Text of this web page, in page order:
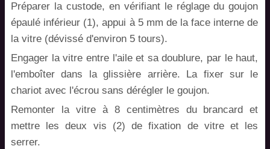
Préparer la custode, en vérifiant le réglage du goujon
épaulé inférieur (1), appui à 5 mm de la face interne de
la vitre (dévissé d'environ 5 tours).
Engager la vitre entre l'aile et sa doublure, par le haut,
l'emboîter dans la glissière arrière. La fixer sur le
chariot avec l'écrou sans dérégler le goujon.
Remonter la vitre à 8 centimètres du brancard et
mettre les deux vis (2) de fixation de vitre et les
serrer.